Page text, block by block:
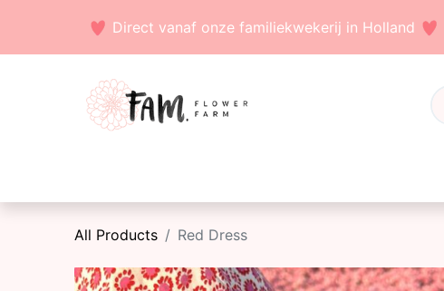
Direct vanaf onze familiekwekerij in Holland
All Products Red Dress